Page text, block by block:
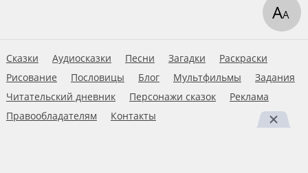
Сказки Аудиосказки Песни Загадки
Раскраски
Рисование
Пословицы Блог Мультфильмы
Задания
Читательский дневник
Персонажи сказок
Реклама
Правообладателям
Контакты
АА